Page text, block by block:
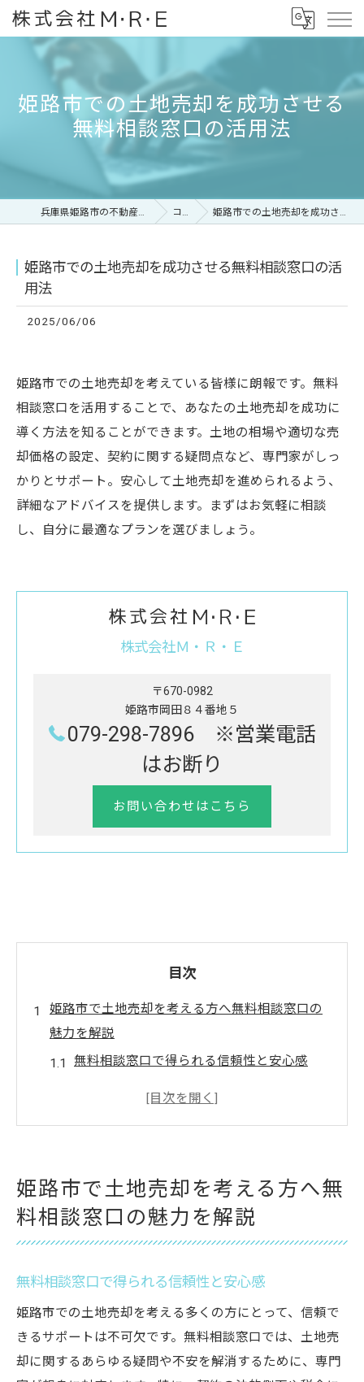
姫路市での土地売却を成功させる
無料相談窓口の活用法
兵庫県姫路市の不動産なら株式会社M・R・E コラム 姫路市での土地売却を成功させる無料相談窓口の活用法
姫路市での土地売却を成功させる無料相談窓口の活
用法
2025/06/06
姫路市での土地売却を考えている皆様に朗報です。無料
相談窓口を活用することで、あなたの土地売却を成功に
導く方法を知ることができます。土地の相場や適切な売
却価格の設定、契約に関する疑問点など、専門家がしっ
かりとサポート。安心して土地売却を進められるよう、
詳細なアドバイスを提供します。まずはお気軽に相談
し、自分に最適なプランを選びましょう。
株式会社Ｍ・Ｒ・Ｅ
〒670-0982
姫路市岡田８４番地５
079-298-7896 ※営業電話
はお断り
お問い合わせはこちら
目次
姫路市で土地売却を考える方へ無料相談窓口の
魅力を解説
無料相談窓口で得られる信頼性と安心感
姫路市の土地市場に関する最新情報の提供
無理のない売却計画の立案方法
土地売却を成功させるための姫路市無料相談窓
最初のステップとしての土地査定の利用
無料相談窓口で得るマーケットインサイト
売却時期の選定とその影響
プロによる売却戦略の立案
姫路市で土地売却を考える方へ無
料相談窓口の魅力を解説
無料相談窓口で得られる信頼性と安心感
姫路市での土地売却を考える多くの方にとって、信頼で
きるサポートは不可欠です。無料相談窓口では、土地売
却に関するあらゆる疑問や不安を解消するために、専門